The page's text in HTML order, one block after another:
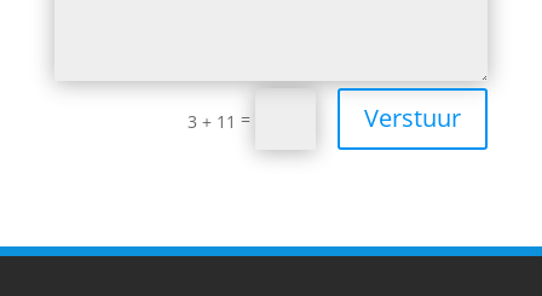
3 + 11 = Verstuur